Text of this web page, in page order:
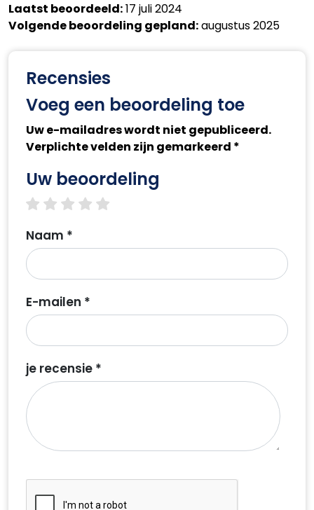
Laatst beoordeeld:17 juli 2024
Volgende beoordeling gepland:augustus 2025
Recensies
Voeg een beoordeling toe
Uw e-mailadres wordt niet gepubliceerd.
Verplichte velden zijn gemarkeerd *
Uw beoordeling
4 stars
3 stars
2 stars
1 star
Naam *
E-mailen *
je recensie *